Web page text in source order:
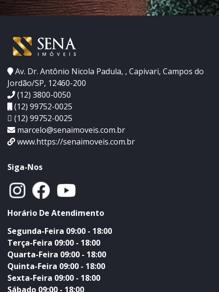
Av. Dr. Antônio Nicola Padula, , Capivari, Campos do
Jordão/SP, 12460-200
(12) 3800-0050
(12) 99752-0025
(12) 99752-0025
marcelo@senaimoveis.com.br
www.https://senaimoveis.com.br
Siga-Nos
Horário De Atendimento
Segunda-Feira 09:00 - 18:00
Terça-Feira 09:00 - 18:00
Quarta-Feira 09:00 - 18:00
Quinta-Feira 09:00 - 18:00
Sexta-Feira 09:00 - 18:00
Sábado 09:00 - 18:00